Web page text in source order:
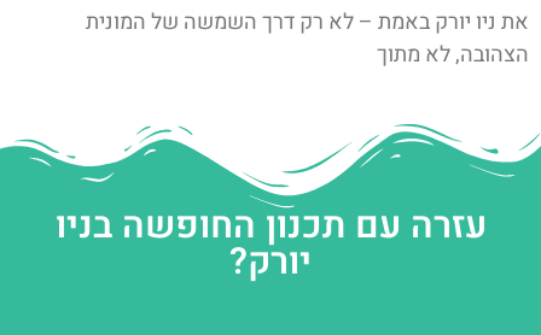
את ניו יורק באמת – לא רק דרך השמשה של המונית
הצהובה, לא מתוך
עזרה עם תכנון החופשה בניו
יורק?